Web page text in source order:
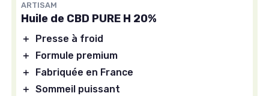
ARTISAM
Huile de CBD PURE H 20%
＋
Presse à froid
＋
Formule premium
＋
Fabriquée en France
＋ Sommeil puissant